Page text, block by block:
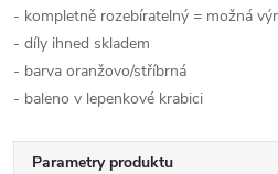
- kompletně rozebíratelný = možná
- díly ihned skladem
- barva oranžovo/stříbrná
- baleno v lepenkové krabici
Parametry produktu